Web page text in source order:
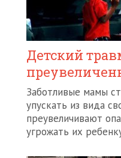
Детский
Заботливые мамы
упускать из вида
преувеличивают
угрожать их